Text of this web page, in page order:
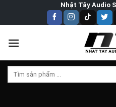
Nhật Tây Audio
Tìm